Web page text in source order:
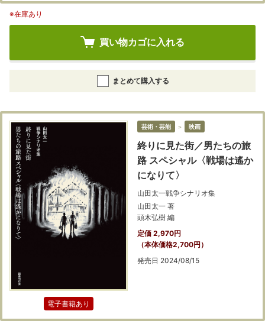
※在庫あり
買い物カゴに入れる
まとめて購入する
電子書籍あり
芸術・芸能 ＞ 映画
終りに見た街／男たちの旅
路 スペシャル〈戦場は遙か
になりて〉
山田太一戦争シナリオ集
山田太一 著
頭木弘樹 編
定価 2,970円
（本体価格2,700円）
発売日 2024/08/15